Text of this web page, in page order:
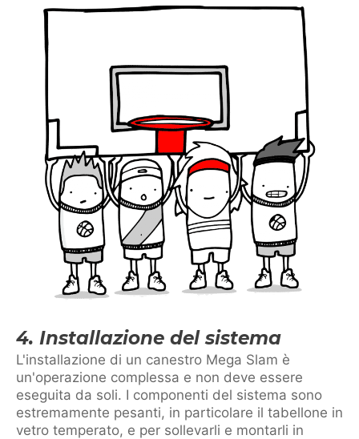
4. Installazione del sistema
L'installazione di un canestro Mega Slam è
un'operazione complessa e non deve essere
eseguita da soli. I componenti del sistema sono
estremamente pesanti, in particolare il tabellone in
vetro temperato, e per sollevarli e montarli in